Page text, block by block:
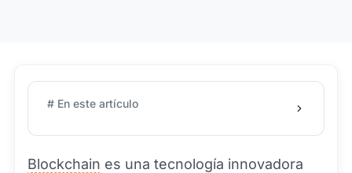
# En este artículo
Blockchain es una tecnología innovadora